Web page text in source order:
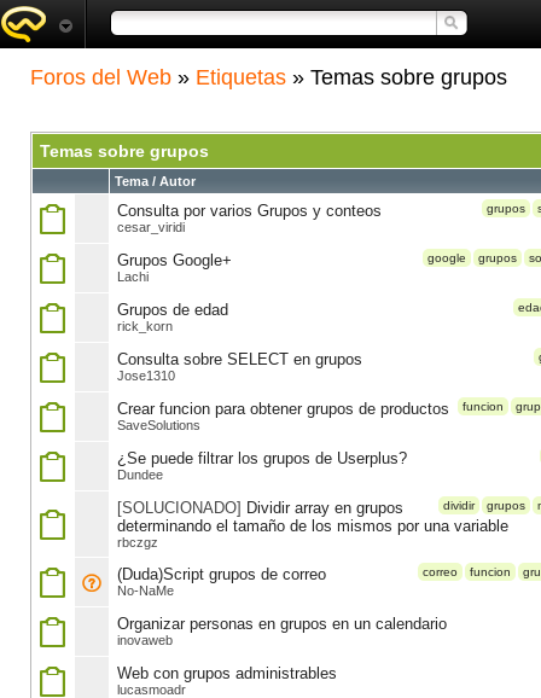
Foros del Web » Etiquetas » Temas sobre grupos
Temas sobre grupos
Tema / Autor
grupos
Consulta por varios Grupos y conteos
cesar_viridi
google grupos
Grupos Google+
Lachi
Grupos de edad
rick_korn
Consulta sobre SELECT en grupos
Jose1310
funcion
Crear funcion para obtener grupos de productos
SaveSolutions
¿Se puede filtrar los grupos de Userplus?
Dundee
dividir grupos
[SOLUCIONADO] Dividir array en grupos
determinando el tamaño de los mismos por una variable
rbczgz
correo funcion
(Duda)Script grupos de correo
No-NaMe
Organizar personas en grupos en un calendario
inovaweb
Web con grupos administrables
lucasmoadr